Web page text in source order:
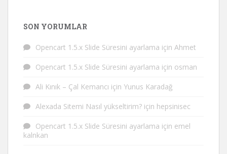
SON YORUMLAR
Opencart 1.5.x Slide Süresini ayarlama için Ahmet
Opencart 1.5.x Slide Süresini ayarlama için osman
Ali Kınık – Çal Kemancı için Yunus Karadağ
Alexada Sitemi Nasıl yükseltirim? için hepsinisec
Opencart 1.5.x Slide Süresini ayarlama için emel
kalnkan